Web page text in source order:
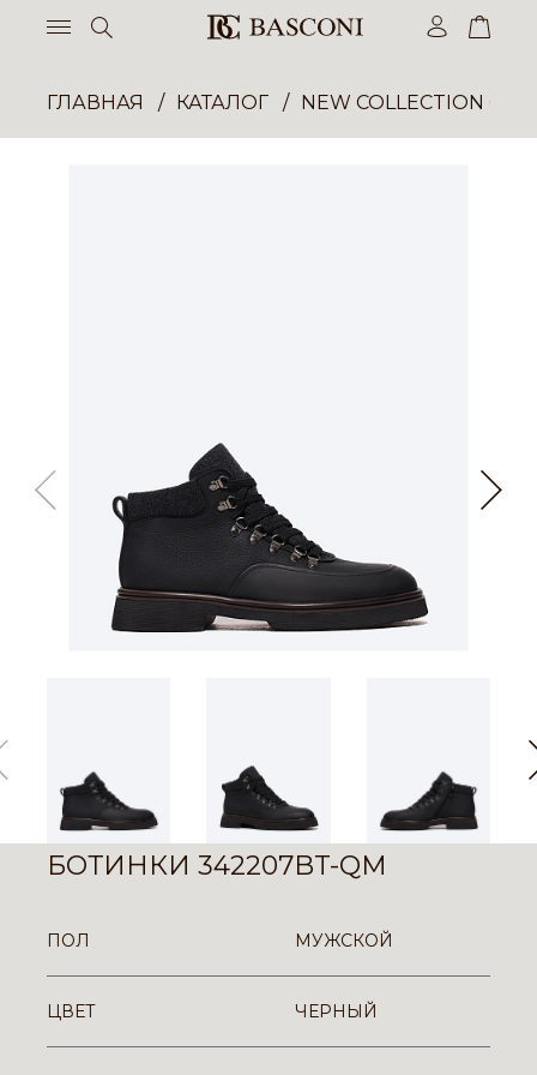
ГЛАВНАЯ КАТАЛОГ NEW COLLECTION
БОТИНКИ 342207BT-QM
ПОЛ МУЖСКОЙ
ЦВЕТ ЧЕРНЫЙ